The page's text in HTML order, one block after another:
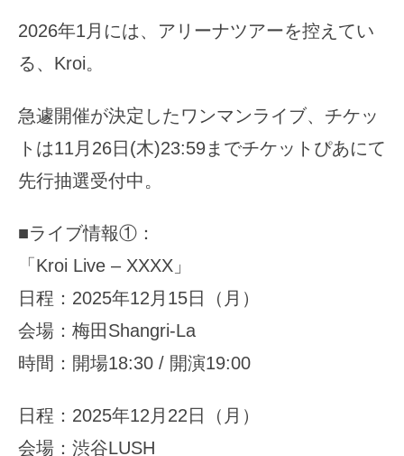
2026年1月には、アリーナツアーを控えてい
る、Kroi。
急遽開催が決定したワンマンライブ、チケッ
トは11月26日(木)23:59までチケットぴあにて
先行抽選受付中。
■ライブ情報①：
「Kroi Live – XXXX」
日程：2025年12月15日（月）
会場：梅田Shangri-La
時間：開場18:30 / 開演19:00
日程：2025年12月22日（月）
会場：渋谷LUSH